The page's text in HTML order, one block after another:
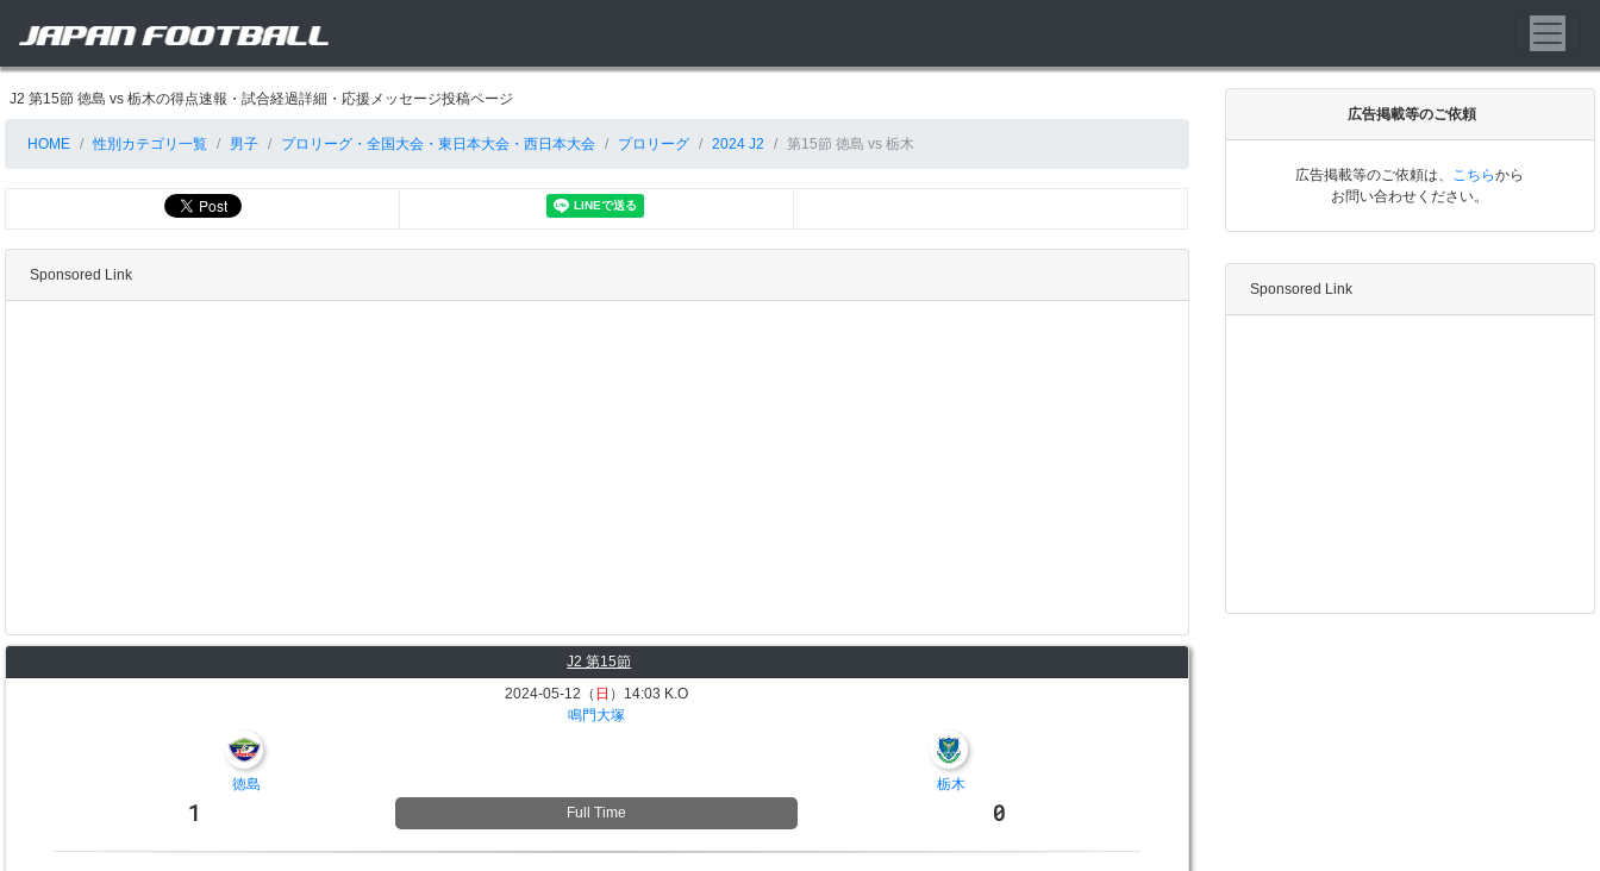
J2 第15節 徳島 vs 栃木の得点速報・試合経過詳細・応援メッセージ投稿ページ
HOME 性別カテゴリ一覧 男子 プロリーグ・全国大会・東日本大会・西日本大会 プロリーグ 2024 J2 第15節 徳島 vs 栃木
Sponsored Link
J2 第15節
2024-05-12（ 日 ）14:03 K.O
鳴門大塚
徳島 栃木
1 Full Time 0
広告掲載等のご依頼
広告掲載等のご依頼は、 こちらから
お問い合わせください。
Sponsored Link